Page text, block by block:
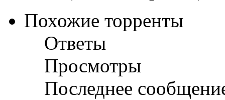
Похожие торренты
Ответы
Просмотры
Последнее